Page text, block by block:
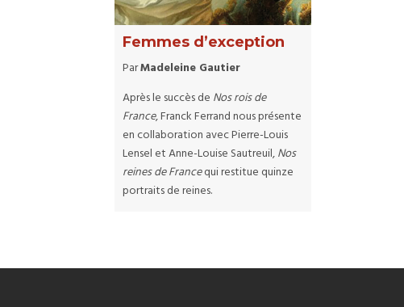
Femmes d’exception
ParMadeleine Gautier
Après le succès de Nos rois de
France, Franck Ferrand nous présente
en collaboration avec Pierre-Louis
Lensel et Anne-Louise Sautreuil,Nos
reines de Francequi restitue quinze
portraits de reines.